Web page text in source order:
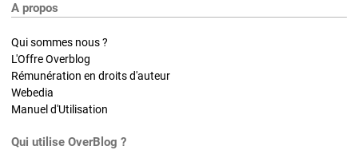
A propos
Qui sommes nous ?
L'Offre Overblog
Rémunération en droits d'auteur
Webedia
Manuel d'Utilisation
Qui utilise OverBlog ?